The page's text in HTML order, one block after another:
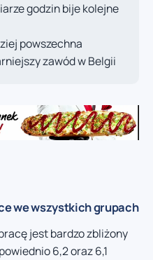
godzin bije kolejne
powszechna
zawód w Belgii
we wszystkich grupach
jest bardzo zbliżony
6,2 oraz 6,1